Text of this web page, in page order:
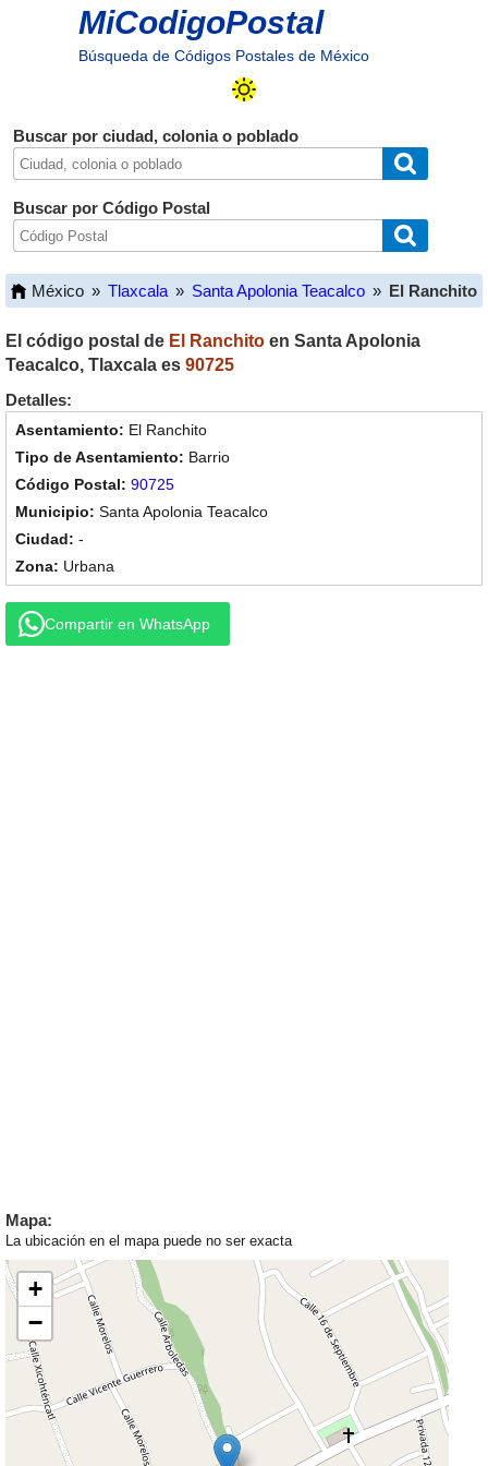
MiCodigoPostal
Búsqueda de Códigos Postales de México
Buscar por ciudad, colonia o poblado
Buscar por Código Postal
México » Tlaxcala » Santa Apolonia Teacalco » El Ranchito
El código postal de El Ranchito en Santa Apolonia
Teacalco, Tlaxcala es 90725
Detalles:
El Ranchito
Barrio
90725
Santa Apolonia Teacalco
-
Urbana
Compartir en WhatsApp
Mapa:
La ubicación en el mapa puede no ser exacta
+
−